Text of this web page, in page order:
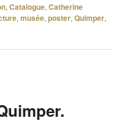
, Catalogue, Catherine
, musée, poster, Quimper,